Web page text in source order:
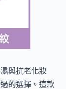
與抗老化妝
的選擇。這款